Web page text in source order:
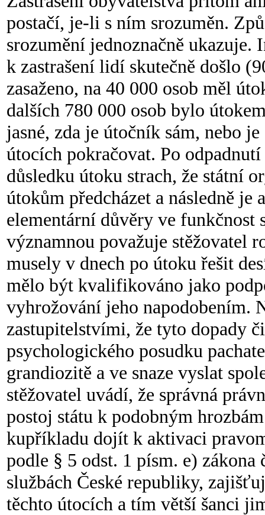
postačí, je-li s ním srozuměn.
srozumění jednoznačně
k zastrašení lidí skutečně došlo
zasaženo, na 40 000 osob měl
dalších 780 000 osob bylo
jasné, zda je útočník sám, nebo
útocích pokračovat. Po
důsledku útoku strach, že státní
útokům předcházet a následně
elementární důvěry ve funkčnost
významnou považuje stěžovatel
musely v dnech po útoku řešit
mělo být kvalifikováno jako
vyhrožování jeho napodobením.
zastupitelstvími, že tyto dopady
psychologického posudku
grandiozitě a ve snaze vyslat
stěžovatel uvádí, že správná
postoj státu k podobným
kupříkladu dojít k aktivaci
podle § 5 odst. 1 písm. e)
službách České republiky,
těchto útocích a tím větší šanci